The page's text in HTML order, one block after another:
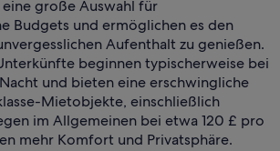
große Auswahl für
Budgets und ermöglichen es den
Aufenthalt zu genießen.
beginnen typischerweise bei
und bieten eine erschwingliche
Mietobjekte, einschließlich
im Allgemeinen bei etwa 120 £ pro
mehr Komfort und Privatsphäre.